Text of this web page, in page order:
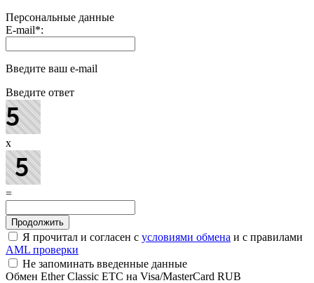
Персональные данные
E-mail*:
Введите ваш e-mail
Введите ответ
x
=
Я прочитал и согласен с условиями обмена и с правилами
AML проверки
Не запоминать введенные данные
Обмен Ether Classic ETC на Visa/MasterCard RUB